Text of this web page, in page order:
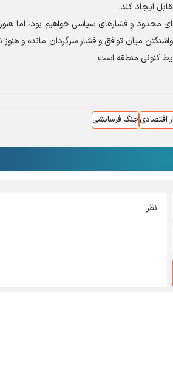
ایجاد کند.
محدود و فشار‌های سیاسی خواهیم بود، اما
میان توافق و فشار سرگردان مانده و هنوز
کنونی منطقه است.
اقتصادیجنگ فرسایشی